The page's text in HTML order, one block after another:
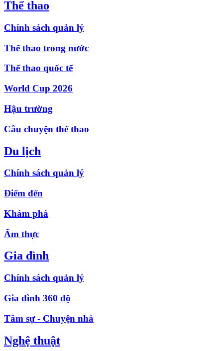
Thể thao
Chính sách quản lý
Thể thao trong nước
Thể thao quốc tế
World Cup 2026
Hậu trường
Câu chuyện thể thao
Du lịch
Chính sách quản lý
Điểm đến
Khám phá
Ẩm thực
Gia đình
Chính sách quản lý
Gia đình 360 độ
Tâm sự - Chuyện nhà
Nghệ thuật